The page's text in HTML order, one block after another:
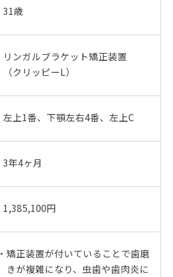
31歳
リンガルブラケット矯正装置
（クリッピーL）
左上1番、下顎左右4番、左上C
3年4ヶ月
1,385,100円
・矯正装置が付いていることで歯磨
きが複雑になり、虫歯や歯肉炎に